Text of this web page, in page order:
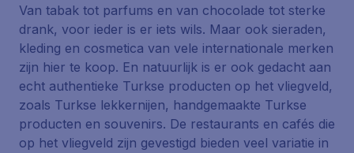
Van tabak tot parfums en van chocolade tot sterke
drank, voor ieder is er iets wils. Maar ook sieraden,
kleding en cosmetica van vele internationale merken
zijn hier te koop. En natuurlijk is er ook gedacht aan
echt authentieke Turkse producten op het vliegveld,
zoals Turkse lekkernijen, handgemaakte Turkse
producten en souvenirs. De restaurants en cafés die
op het vliegveld zijn gevestigd bieden veel variatie in